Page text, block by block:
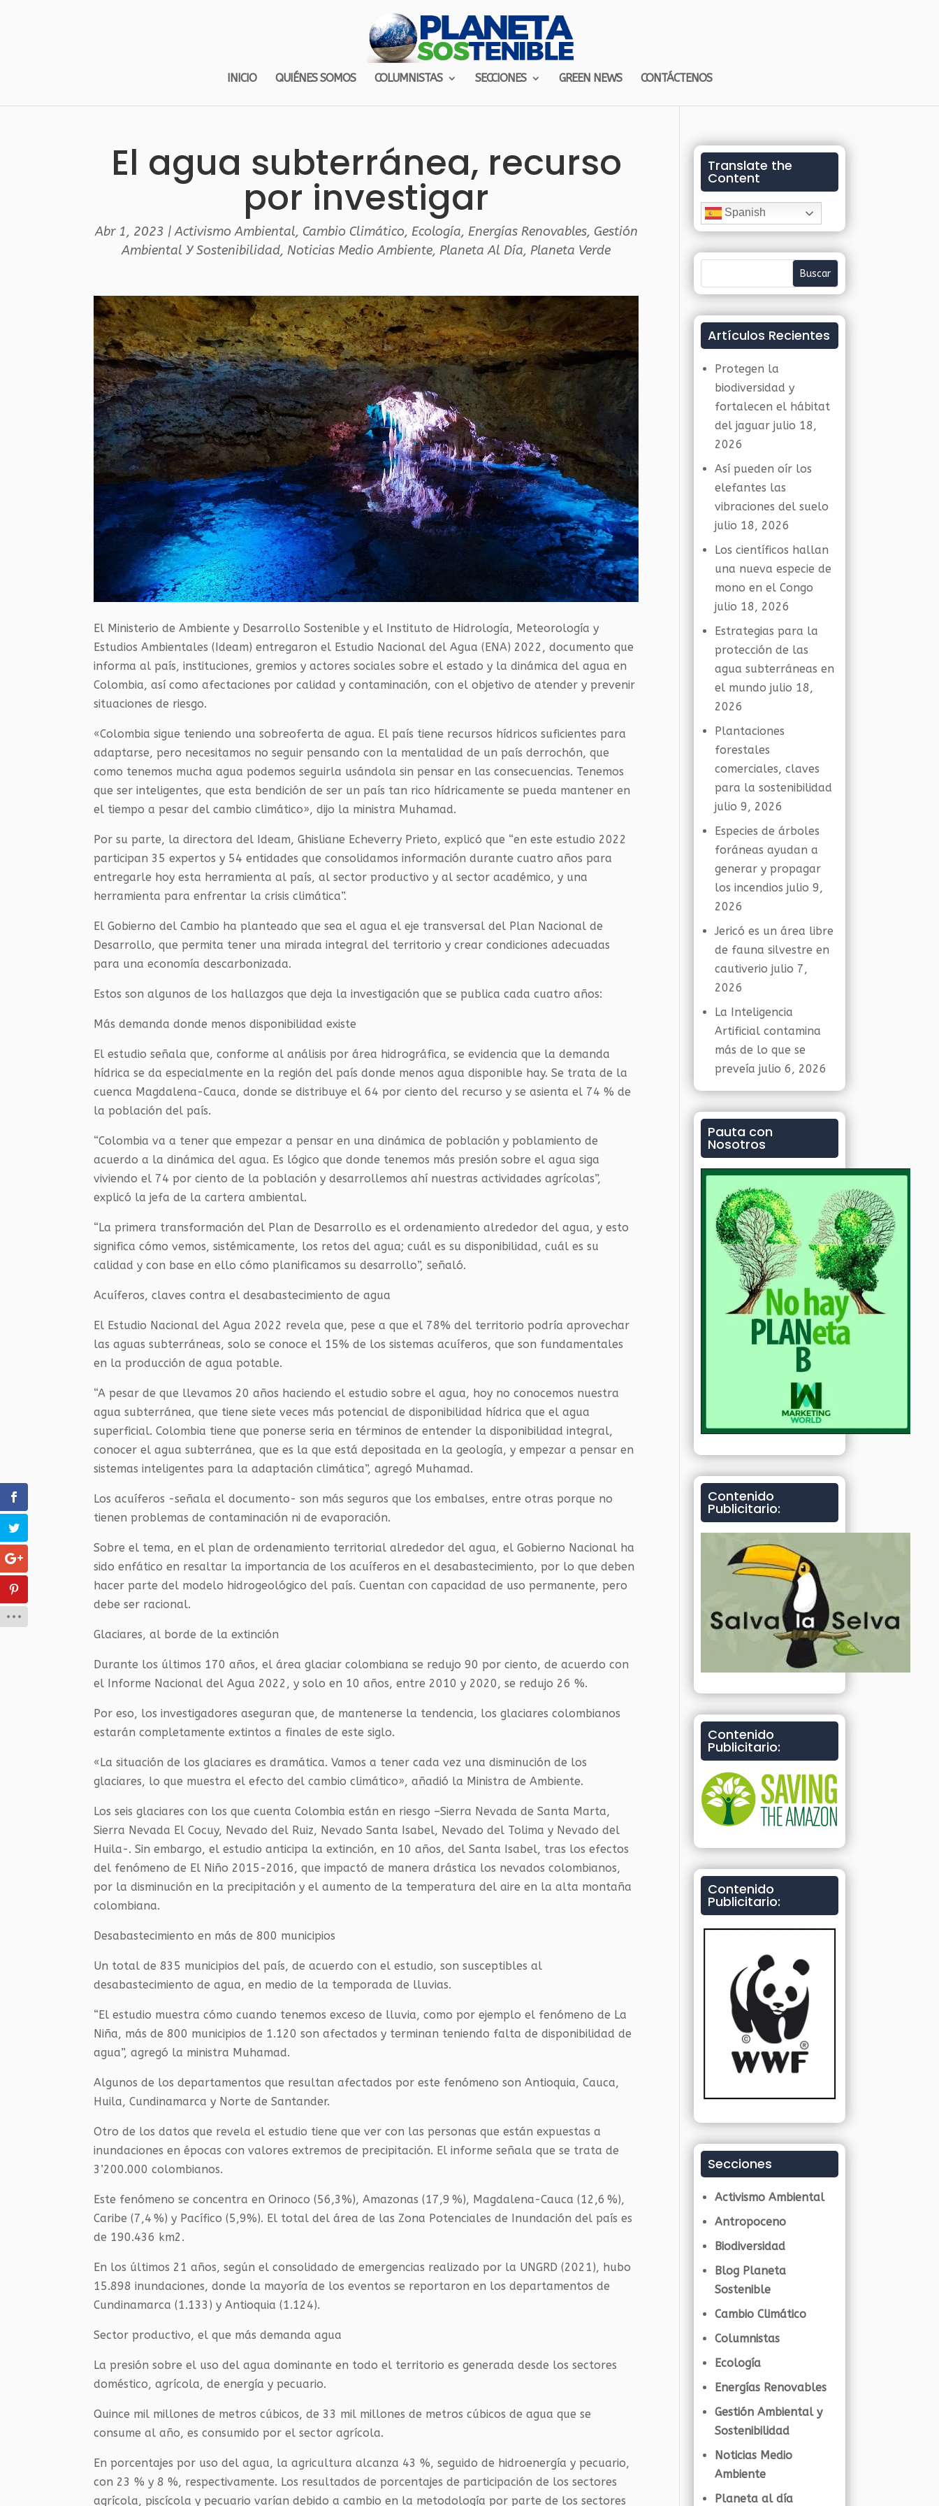
INICIO QUIÉNES SOMOS COLUMNISTAS SECCIONES GREEN NEWS CONTÁCTENOS
El agua subterránea, recurso
por investigar
Abr 1, 2023 |Activismo Ambiental, Cambio Climático, Ecología, Energías Renovables, Gestión
Ambiental Y Sostenibilidad,Noticias Medio Ambiente,Planeta Al Día,Planeta Verde
El Ministerio de Ambiente y Desarrollo Sostenible y el Instituto de Hidrología, Meteorología y
Estudios Ambientales (Ideam) entregaron el Estudio Nacional del Agua (ENA) 2022, documento que
informa al país, instituciones, gremios y actores sociales sobre el estado y la dinámica del agua en
Colombia, así como afectaciones por calidad y contaminación, con el objetivo de atender y prevenir
situaciones de riesgo.
«Colombia sigue teniendo una sobreoferta de agua. El país tiene recursos hídricos suficientes para
adaptarse, pero necesitamos no seguir pensando con la mentalidad de un país derrochón, que
como tenemos mucha agua podemos seguirla usándola sin pensar en las consecuencias. Tenemos
que ser inteligentes, que esta bendición de ser un país tan rico hídricamente se pueda mantener en
el tiempo a pesar del cambio climático», dijo la ministra Muhamad.
Por su parte, la directora del Ideam, Ghisliane Echeverry Prieto, explicó que “en este estudio 2022
participan 35 expertos y 54 entidades que consolidamos información durante cuatro años para
entregarle hoy esta herramienta al país, al sector productivo y al sector académico, y una
herramienta para enfrentar la crisis climática”.
El Gobierno del Cambio ha planteado que sea el agua el eje transversal del Plan Nacional de
Desarrollo, que permita tener una mirada integral del territorio y crear condiciones adecuadas
para una economía descarbonizada.
Estos son algunos de los hallazgos que deja la investigación que se publica cada cuatro años:
Más demanda donde menos disponibilidad existe
El estudio señala que, conforme al análisis por área hidrográfica, se evidencia que la demanda
hídrica se da especialmente en la región del país donde menos agua disponible hay. Se trata de la
cuenca Magdalena-Cauca, donde se distribuye el 64 por ciento del recurso y se asienta el 74 % de
la población del país.
“Colombia va a tener que empezar a pensar en una dinámica de población y poblamiento de
acuerdo a la dinámica del agua. Es lógico que donde tenemos más presión sobre el agua siga
viviendo el 74 por ciento de la población y desarrollemos ahí nuestras actividades agrícolas”,
explicó la jefa de la cartera ambiental.
“La primera transformación del Plan de Desarrollo es el ordenamiento alrededor del agua, y esto
significa cómo vemos, sistémicamente, los retos del agua; cuál es su disponibilidad, cuál es su
calidad y con base en ello cómo planificamos su desarrollo”, señaló.
Acuíferos, claves contra el desabastecimiento de agua
El Estudio Nacional del Agua 2022 revela que, pese a que el 78% del territorio podría aprovechar
las aguas subterráneas, solo se conoce el 15% de los sistemas acuíferos, que son fundamentales
en la producción de agua potable.
“A pesar de que llevamos 20 años haciendo el estudio sobre el agua, hoy no conocemos nuestra
agua subterránea, que tiene siete veces más potencial de disponibilidad hídrica que el agua
superficial. Colombia tiene que ponerse seria en términos de entender la disponibilidad integral,
conocer el agua subterránea, que es la que está depositada en la geología, y empezar a pensar en
sistemas inteligentes para la adaptación climática”, agregó Muhamad.
Los acuíferos -señala el documento- son más seguros que los embalses, entre otras porque no
tienen problemas de contaminación ni de evaporación.
Sobre el tema, en el plan de ordenamiento territorial alrededor del agua, el Gobierno Nacional ha
sido enfático en resaltar la importancia de los acuíferos en el desabastecimiento, por lo que deben
hacer parte del modelo hidrogeológico del país. Cuentan con capacidad de uso permanente, pero
debe ser racional.
Glaciares, al borde de la extinción
Durante los últimos 170 años, el área glaciar colombiana se redujo 90 por ciento, de acuerdo con
el Informe Nacional del Agua 2022, y solo en 10 años, entre 2010 y 2020, se redujo 26 %.
Por eso, los investigadores aseguran que, de mantenerse la tendencia, los glaciares colombianos
estarán completamente extintos a finales de este siglo.
«La situación de los glaciares es dramática. Vamos a tener cada vez una disminución de los
glaciares, lo que muestra el efecto del cambio climático», añadió la Ministra de Ambiente.
Los seis glaciares con los que cuenta Colombia están en riesgo –Sierra Nevada de Santa Marta,
Sierra Nevada El Cocuy, Nevado del Ruiz, Nevado Santa Isabel, Nevado del Tolima y Nevado del
Huila-. Sin embargo, el estudio anticipa la extinción, en 10 años, del Santa Isabel, tras los efectos
del fenómeno de El Niño 2015-2016, que impactó de manera drástica los nevados colombianos,
por la disminución en la precipitación y el aumento de la temperatura del aire en la alta montaña
colombiana.
Desabastecimiento en más de 800 municipios
Un total de 835 municipios del país, de acuerdo con el estudio, son susceptibles al
desabastecimiento de agua, en medio de la temporada de lluvias.
“El estudio muestra cómo cuando tenemos exceso de lluvia, como por ejemplo el fenómeno de La
Niña, más de 800 municipios de 1.120 son afectados y terminan teniendo falta de disponibilidad de
agua”, agregó la ministra Muhamad.
Algunos de los departamentos que resultan afectados por este fenómeno son Antioquia, Cauca,
Huila, Cundinamarca y Norte de Santander.
Otro de los datos que revela el estudio tiene que ver con las personas que están expuestas a
inundaciones en épocas con valores extremos de precipitación. El informe señala que se trata de
3’200.000 colombianos.
Este fenómeno se concentra en Orinoco (56,3%), Amazonas (17,9 %), Magdalena-Cauca (12,6 %),
Caribe (7,4 %) y Pacífico (5,9%). El total del área de las Zona Potenciales de Inundación del país es
de 190.436 km2.
En los últimos 21 años, según el consolidado de emergencias realizado por la UNGRD (2021), hubo
15.898 inundaciones, donde la mayoría de los eventos se reportaron en los departamentos de
Cundinamarca (1.133) y Antioquia (1.124).
Sector productivo, el que más demanda agua
La presión sobre el uso del agua dominante en todo el territorio es generada desde los sectores
doméstico, agrícola, de energía y pecuario.
Quince mil millones de metros cúbicos, de 33 mil millones de metros cúbicos de agua que se
consume al año, es consumido por el sector agrícola.
En porcentajes por uso del agua, la agricultura alcanza 43 %, seguido de hidroenergía y pecuario,
con 23 % y 8 %, respectivamente. Los resultados de porcentajes de participación de los sectores
agrícola, piscícola y pecuario varían debido a cambio en la metodología por parte de los sectores
Translate the
Content
Spanish
Artículos Recientes
Protegen la
biodiversidad y
fortalecen el hábitat
del jaguar julio 18,
2026
Así pueden oír los
elefantes las
vibraciones del suelo
julio 18, 2026
Los científicos hallan
una nueva especie de
mono en el Congo
julio 18, 2026
Estrategias para la
protección de las
agua subterráneas en
el mundo julio 18,
2026
Plantaciones
forestales
comerciales, claves
para la sostenibilidad
julio 9, 2026
Especies de árboles
foráneas ayudan a
generar y propagar
los incendios julio 9,
2026
Jericó es un área libre
de fauna silvestre en
cautiverio julio 7,
2026
La Inteligencia
Artificial contamina
más de lo que se
preveía julio 6, 2026
Pauta con
Nosotros
Contenido
Publicitario:
Contenido
Publicitario:
Contenido
Publicitario:
Secciones
Activismo Ambiental
Antropoceno
Biodiversidad
Blog Planeta
Sostenible
Cambio Climático
Columnistas
Ecología
Energías Renovables
Gestión Ambiental y
Sostenibilidad
Noticias Medio
Ambiente
Planeta al día